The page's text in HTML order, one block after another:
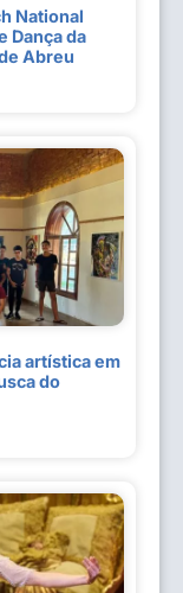
National
Dança da
Abreu
artística em
do